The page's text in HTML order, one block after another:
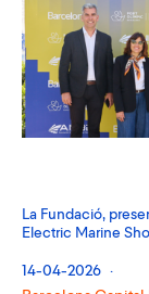
La Fundació,
Electric Marine
14-04-2026